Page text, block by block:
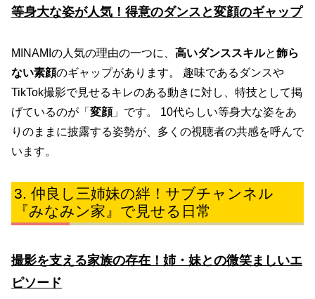
等身大な姿が人気！得意のダンスと変顔のギャップ
MINAMIの人気の理由の一つに、 高いダンススキルと飾ら
ない素顔のギャップがあります。 趣味であるダンスや
TikTok撮影で見せるキレのある動きに対し、特技として掲
げているのが「 変顔」です。 10代らしい等身大な姿をあ
りのままに披露する姿勢が、多くの視聴者の共感を呼んで
います。
仲良し三姉妹の絆！サブチャンネル
『みなみン家』で見せる日常
撮影を支える家族の存在！姉・妹との微笑ましいエ
ピソード